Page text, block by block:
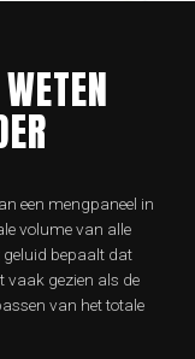
een mengpaneel in
volume van alle
geluid bepaalt dat
vaak gezien als de
van het totale